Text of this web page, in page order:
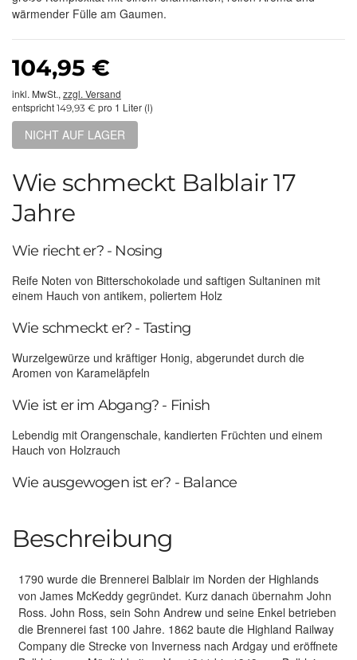
wärmender Fülle am Gaumen.
104,95 €
inkl. MwSt., zzgl. Versand
entspricht 149,93 € pro 1 Liter (l)
NICHT AUF LAGER
Wie schmeckt Balblair 17
Jahre
Wie riecht er? - Nosing
Reife Noten von Bitterschokolade und saftigen Sultaninen mit
einem Hauch von antikem, poliertem Holz
Wie schmeckt er? - Tasting
Wurzelgewürze und kräftiger Honig, abgerundet durch die
Aromen von Karameläpfeln
Wie ist er im Abgang? - Finish
Lebendig mit Orangenschale, kandierten Früchten und einem
Hauch von Holzrauch
Wie ausgewogen ist er? - Balance
Beschreibung
1790 wurde die Brennerei Balblair im Norden der Highlands
von James McKeddy gegründet. Kurz danach übernahm John
Ross. John Ross, sein Sohn Andrew und seine Enkel betrieben
die Brennerei fast 100 Jahre. 1862 baute die Highland Railway
Company die Strecke von Inverness nach Ardgay und eröffnete